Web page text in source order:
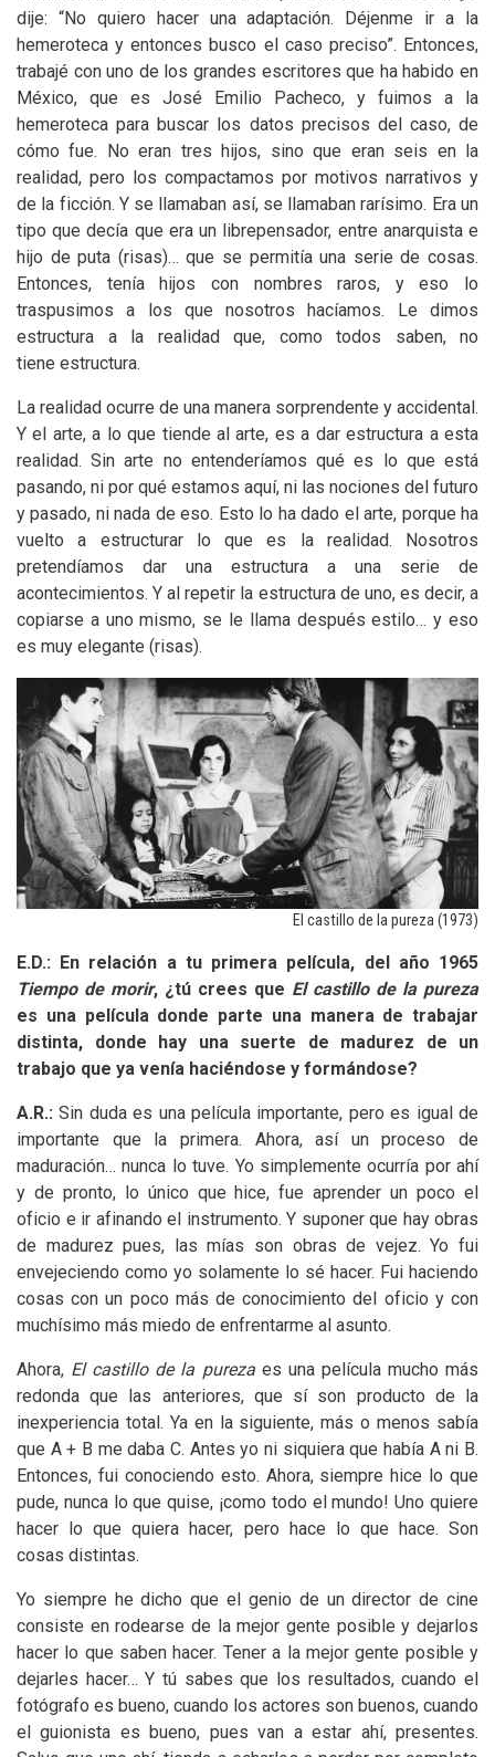
dije: “No quiero hacer una adaptación. Déjenme ir a la
hemeroteca y entonces busco el caso preciso”. Entonces,
trabajé con uno de los grandes escritores que ha habido en
México, que es José Emilio Pacheco, y fuimos a la
hemeroteca para buscar los datos precisos del caso, de
cómo fue. No eran tres hijos, sino que eran seis en la
realidad, pero los compactamos por motivos narrativos y
de la ficción. Y se llamaban así, se llamaban rarísimo. Era un
tipo que decía que era un librepensador, entre anarquista e
hijo de puta (risas)… que se permitía una serie de cosas.
Entonces, tenía hijos con nombres raros, y eso lo
traspusimos a los que nosotros hacíamos. Le dimos
estructura a la realidad que, como todos saben, no
tiene estructura.
La realidad ocurre de una manera sorprendente y accidental.
Y el arte, a lo que tiende al arte, es a dar estructura a esta
realidad. Sin arte no entenderíamos qué es lo que está
pasando, ni por qué estamos aquí, ni las nociones del futuro
y pasado, ni nada de eso. Esto lo ha dado el arte, porque ha
vuelto a estructurar lo que es la realidad. Nosotros
pretendíamos dar una estructura a una serie de
acontecimientos. Y al repetir la estructura de uno, es decir, a
copiarse a uno mismo, se le llama después estilo… y eso
es muy elegante (risas).
El castillo de la pureza (1973)
E.D.: En relación a tu primera película, del año 1965
Tiempo de morir, ¿tú crees que El castillo de la pureza
es una película donde parte una manera de trabajar
distinta, donde hay una suerte de madurez de un
trabajo que ya venía haciéndose y formándose?
A.R.:Sin duda es una película importante, pero es igual de
importante que la primera. Ahora, así un proceso de
maduración… nunca lo tuve. Yo simplemente ocurría por ahí
y de pronto, lo único que hice, fue aprender un poco el
oficio e ir afinando el instrumento. Y suponer que hay obras
de madurez pues, las mías son obras de vejez. Yo fui
envejeciendo como yo solamente lo sé hacer. Fui haciendo
cosas con un poco más de conocimiento del oficio y con
muchísimo más miedo de enfrentarme al asunto.
Ahora, El castillo de la purezaes una película mucho más
redonda que las anteriores, que sí son producto de la
inexperiencia total. Ya en la siguiente, más o menos sabía
que A + B me daba C. Antes yo ni siquiera que había A ni B.
Entonces, fui conociendo esto. Ahora, siempre hice lo que
pude, nunca lo que quise, ¡como todo el mundo! Uno quiere
hacer lo que quiera hacer, pero hace lo que hace. Son
cosas distintas.
Yo siempre he dicho que el genio de un director de cine
consiste en rodearse de la mejor gente posible y dejarlos
hacer lo que saben hacer. Tener a la mejor gente posible y
dejarles hacer… Y tú sabes que los resultados, cuando el
fotógrafo es bueno, cuando los actores son buenos, cuando
el guionista es bueno, pues van a estar ahí, presentes.